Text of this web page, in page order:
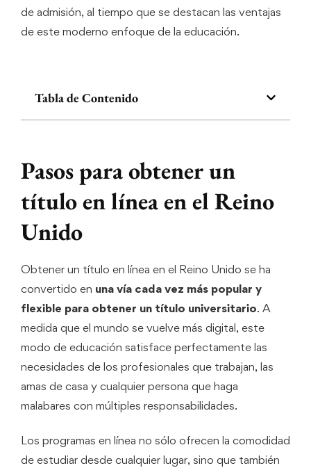
de admisión, al tiempo que se destacan las ventajas
de este moderno enfoque de la educación.
Tabla de Contenido
Pasos para obtener un
título en línea en el Reino
Unido
Obtener un título en línea en el Reino Unido se ha
convertido en una vía cada vez más popular y
flexible para obtener un título universitario. A
medida que el mundo se vuelve más digital, este
modo de educación satisface perfectamente las
necesidades de los profesionales que trabajan, las
amas de casa y cualquier persona que haga
malabares con múltiples responsabilidades.
Los programas en línea no sólo ofrecen la comodidad
de estudiar desde cualquier lugar, sino que también